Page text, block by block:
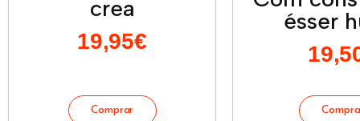
crea
19,95€
ésser